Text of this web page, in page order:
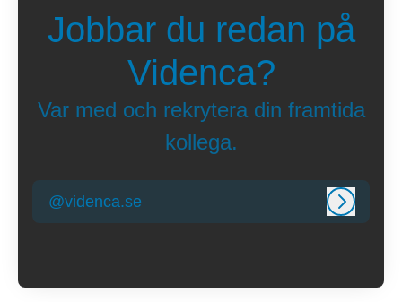
Jobbar du redan på
Videnca?
Var med och rekrytera din framtida
kollega.
@videnca.se Logga in